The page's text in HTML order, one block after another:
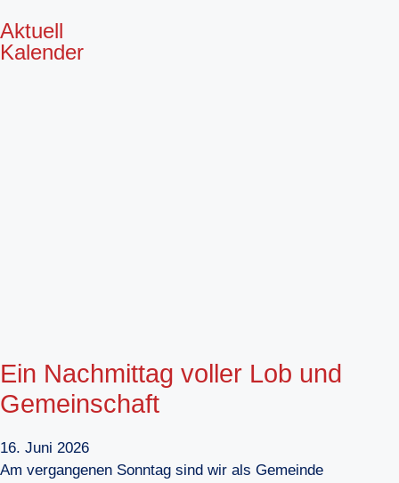
Aktuell
Kalender
Ein Nachmittag voller Lob und
Gemeinschaft
16. Juni 2026
Am vergangenen Sonntag sind wir als Gemeinde